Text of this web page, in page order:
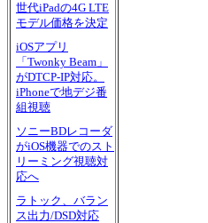
世代iPadの4G LTE
モデル価格を決定
iOSアプリ
「Twonky Beam」
がDTCP-IP対応。
iPhoneで地デジ番
組視聴
ソニーBDレコーダ
がiOS機器でのスト
リーミング視聴対
応へ
ラトック、バラン
ス出力/DSD対応